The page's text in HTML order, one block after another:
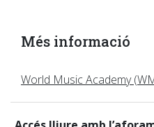
Més informació
World Music Academy